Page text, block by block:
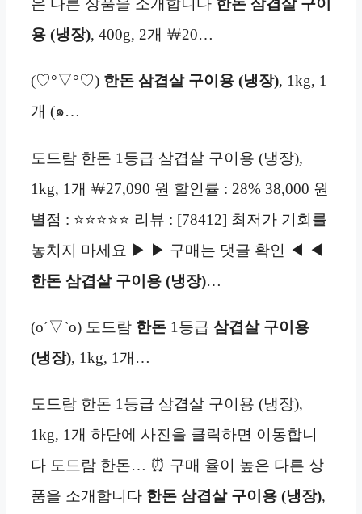
은 다른 상품을 소개합니다 한돈 삼겹살 구이
용 (냉장), 400g, 2개 ￦20…
(♡°▽°♡) 한돈 삼겹살 구이용 (냉장), 1kg, 1
개 (๑…
도드람 한돈 1등급 삼겹살 구이용 (냉장),
1kg, 1개 ￦27,090 원 할인률 : 28% 38,000 원
별점 : ⭐⭐⭐⭐⭐ 리뷰 : [78412] 최저가 기회를
놓치지 마세요 ▶ ▶ 구매는 댓글 확인 ◀ ◀
한돈 삼겹살 구이용 (냉장)…
(o´▽`o) 도드람 한돈 1등급 삼겹살 구이용
(냉장), 1kg, 1개…
도드람 한돈 1등급 삼겹살 구이용 (냉장),
1kg, 1개 하단에 사진을 클릭하면 이동합니
다 도드람 한돈… ⏰ 구매 율이 높은 다른 상
품을 소개합니다 한돈 삼겹살 구이용 (냉장),